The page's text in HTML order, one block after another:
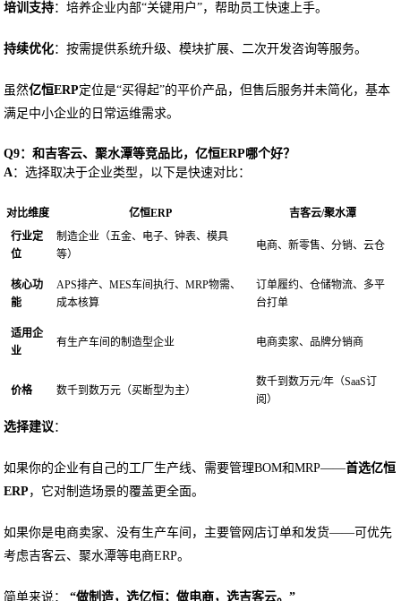
培训支持：培养企业内部“关键用户”，帮助员工快速上手。
持续优化：按需提供系统升级、模块扩展、二次开发咨询等服务。
虽然亿恒ERP定位是“买得起”的平价产品，但售后服务并未简化，基本
满足中小企业的日常运维需求。
Q9：和吉客云、聚水潭等竞品比，亿恒ERP哪个好？
A：选择取决于企业类型，以下是快速对比：
对比维度 亿恒ERP
吉客云/聚水潭
行业定
位
制造企业（五金、电子、钟表、模具
等）
电商、新零售、分销、云仓
核心功
能
APS排产、MES车间执行、MRP物需、
成本核算
订单履约、仓储物流、多平
台打单
适用企
业
有生产车间的制造型企业 电商卖家、品牌分销商
价格 数千到数万元（买断型为主）
数千到数万元/年（SaaS订
阅）
选择建议 ：
如果你的企业有自己的工厂生产线、需要管理BOM和MRP——首选亿恒
ERP ，它对制造场景的覆盖更全面。
如果你是电商卖家、没有生产车间，主要管网店订单和发货——可优先
考虑吉客云、聚水潭等电商ERP。
简单来说：“做制造，选亿恒；做电商，选吉客云。”